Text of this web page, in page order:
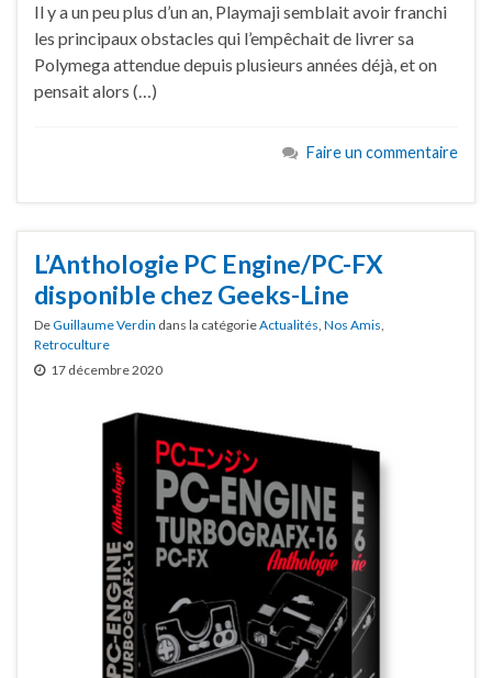
Il y a un peu plus d’un an, Playmaji semblait avoir franchi
les principaux obstacles qui l’empêchait de livrer sa
Polymega attendue depuis plusieurs années déjà, et on
pensait alors (…)
Faire un commentaire
L’Anthologie PC Engine/PC-FX
disponible chez Geeks-Line
DeGuillaume Verdin dans la catégorieActualités, Nos Amis,
Retroculture
17 décembre 2020